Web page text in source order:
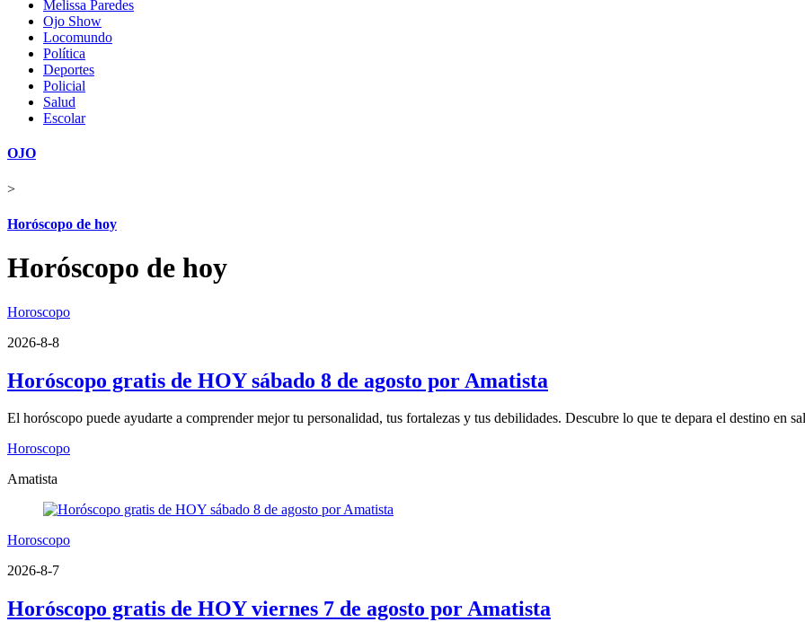
Melissa Paredes
Ojo Show
Locomundo
Política
Deportes
Policial
Salud
Escolar
OJO
>
Horóscopo de hoy
Horóscopo de hoy
Horoscopo
2026-8-8
Horóscopo gratis de HOY sábado 8 de agosto por Amatista
El horóscopo puede ayudarte a comprender mejor tu personalidad, tus fortalezas y tus debilidades. Descubre lo que te depara el destino en
Horoscopo
Amatista
Horoscopo
2026-8-7
Horóscopo gratis de HOY viernes 7 de agosto por Amatista